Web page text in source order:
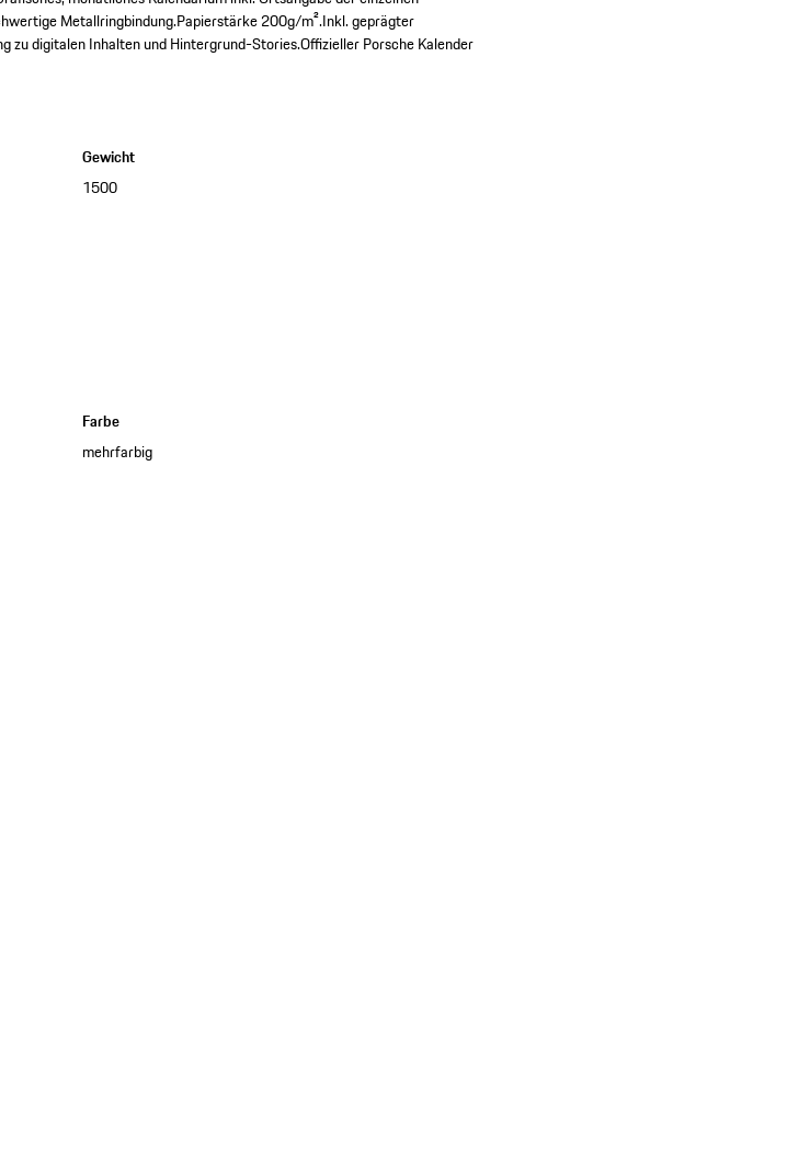
Metallringbindung.Papierstärke 200g/m².Inkl. geprägter
zu digitalen Inhalten und Hintergrund-Stories.Offizieller Porsche Kalender
Gewicht
1500
Farbe
mehrfarbig